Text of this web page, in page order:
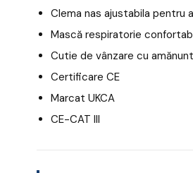
Clema nas ajustabila pentru
Mască respiratorie
Cutie de vânzare cu
Certificare CE
Marcat UKCA
CE-CAT III